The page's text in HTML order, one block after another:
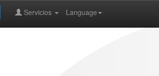
Language
Servicios